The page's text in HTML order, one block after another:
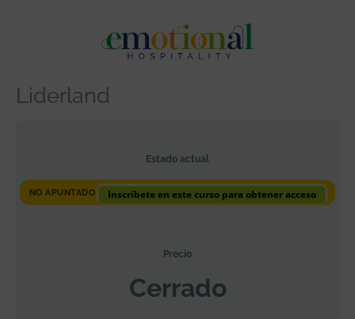
Liderland
Estado actual
NO APUNTADO Inscríbete en este curso para obtener acceso
Precio
Cerrado